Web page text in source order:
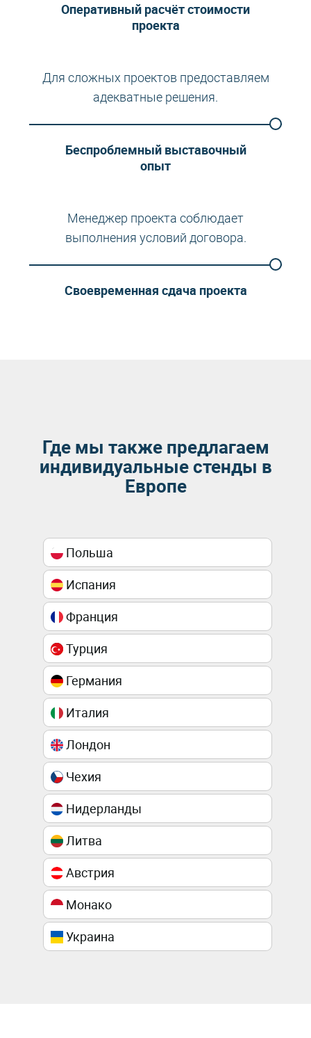
Оперативный расчёт стоимости
проекта
Для сложных проектов предоставляем
адекватные решения.
Беспроблемный выставочный
опыт
Менеджер проекта соблюдает
выполнения условий договора.
Своевременная сдача проекта
Где мы также предлагаем
индивидуальные стенды в
Европе
Польша
Испания
Франция
Турция
Германия
Италия
Лондон
Чехия
Нидерланды
Литва
Австрия
Монако
Украина